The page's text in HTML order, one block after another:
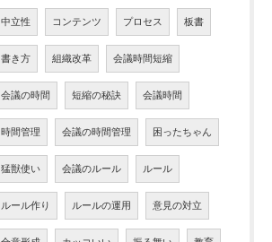
中立性 コンテンツ プロセス 板書
書き方 組織改革 会議時間短縮
会議の時間 短縮の秘訣 会議時間
時間管理 会議の時間管理 困ったちゃん
猛獣使い 会議のルール ルール
ルール作り ルールの運用 意見の対立